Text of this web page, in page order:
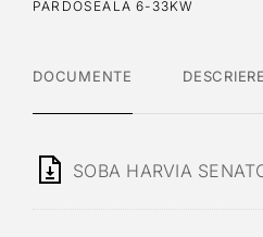
PARDOSEALA 6-33KW
DOCUMENTE DESCRIERE
SOBA HARVIA